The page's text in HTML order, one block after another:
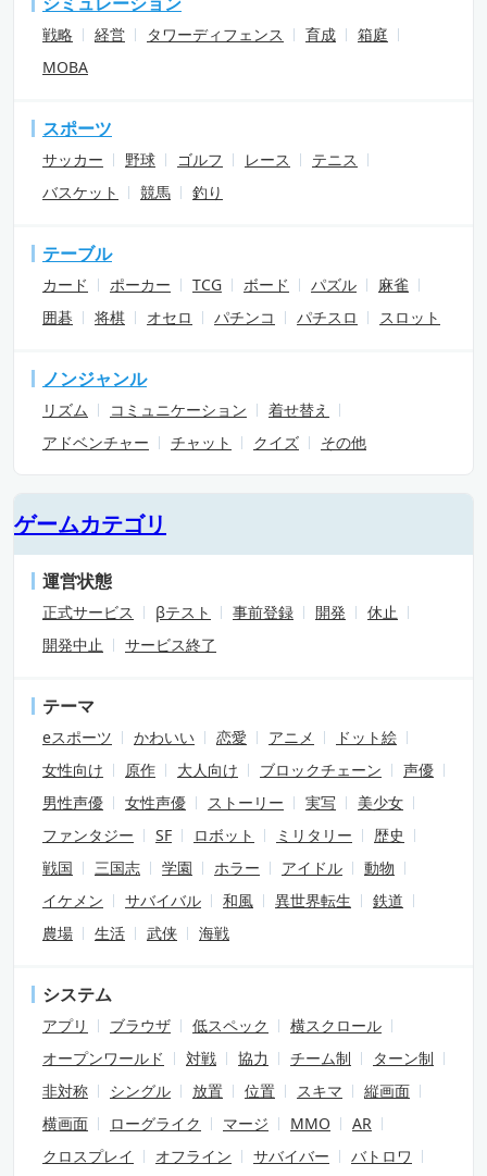
戦略 経営 タワーディフェンス 育成
箱庭
MOBA
スポーツ
サッカー 野球 ゴルフ レース
テニス
バスケット
競馬 釣り
テーブル
カード ポーカー TCG ボード パズル
麻雀
囲碁
将棋 オセロ パチンコ パチスロ スロット
ノンジャンル
リズム コミュニケーション
着せ替え
アドベンチャー
チャット クイズ その他
ゲームカテゴリ
運営状態
正式サービス βテスト 事前登録 開発
休止
開発中止
サービス終了
テーマ
eスポーツ かわいい 恋愛 アニメ
ドット絵
女性向け
原作 大人向け ブロックチェーン
声優
男性声優
女性声優 ストーリー 実写
美少女
ファンタジー
SF ロボット ミリタリー
歴史
戦国
三国志 学園 ホラー アイドル
動物
イケメン
サバイバル 和風 異世界転生
鉄道
農場
生活 武侠 海戦
システム
アプリ ブラウザ 低スペック
横スクロール
オープンワールド
対戦 協力 チーム制
ターン制
非対称
シングル 放置 位置 スキマ
縦画面
横画面
ローグライク マージ MMO
AR
クロスプレイ
オフライン サバイバー
バトロワ